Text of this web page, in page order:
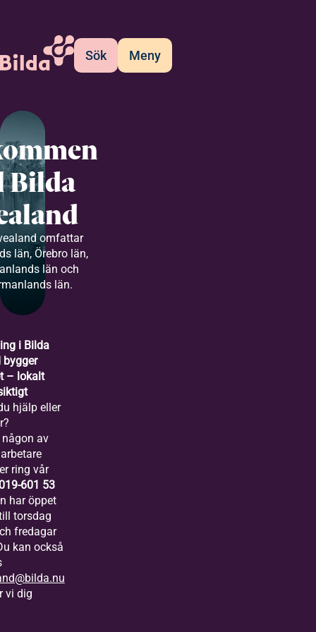
Sök Meny
Bilda
omfattar
län, Örebro län,
län och
län.
i Bilda
bygger
– lokalt
hjälp eller
av
ring vår
601 53
har öppet
torsdag
fredagar
kan också
vi dig